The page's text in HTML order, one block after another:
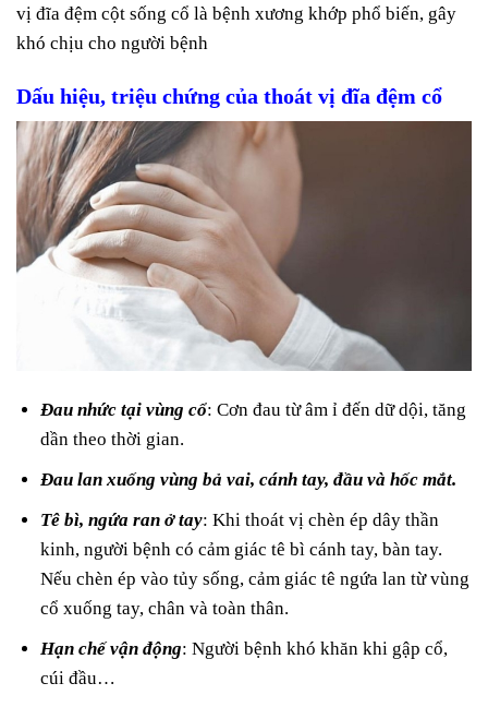
vị đĩa đệm cột sống cổ là bệnh xương khớp phổ biến, gây
khó chịu cho người bệnh
Dấu hiệu, triệu chứng của thoát vị đĩa đệm cổ
Đau nhức tại vùng cổ: Cơn đau từ âm ỉ đến dữ dội, tăng
dần theo thời gian.
Đau lan xuống vùng bả vai, cánh tay, đầu và hốc mắt.
Tê bì, ngứa ran ở tay: Khi thoát vị chèn ép dây thần
kinh, người bệnh có cảm giác tê bì cánh tay, bàn tay.
Nếu chèn ép vào tủy sống, cảm giác tê ngứa lan từ vùng
cổ xuống tay, chân và toàn thân.
Hạn chế vận động: Người bệnh khó khăn khi gập cổ,
cúi đầu…